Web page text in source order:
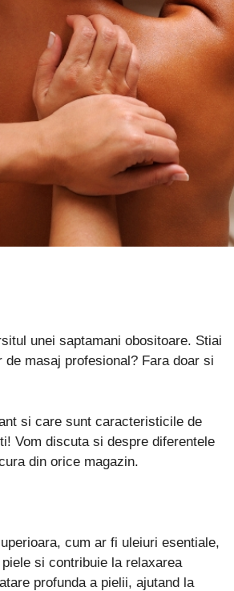
unei saptamani obositoare. Stiai
masaj profesional? Fara doar si
si care sunt caracteristicile de
Vom discuta si despre diferentele
din orice magazin.
cum ar fi uleiuri esentiale,
si contribuie la relaxarea
profunda a pielii, ajutand la